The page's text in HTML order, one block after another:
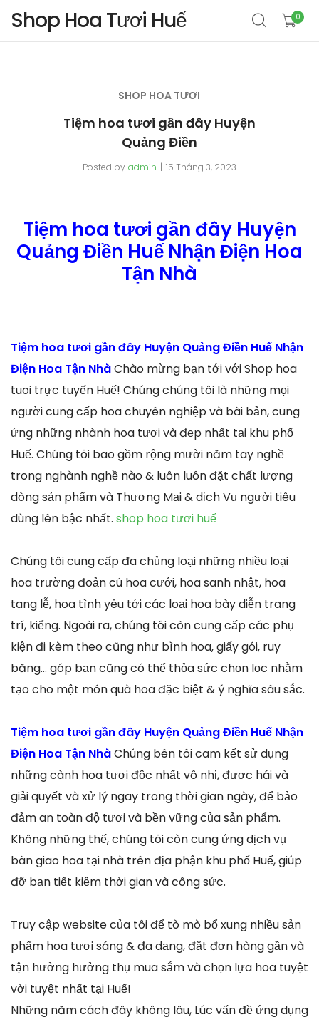
Shop Hoa Tươi Huế 0
SHOP HOA TƯƠI
Tiệm hoa tươi gần đây Huyện
Quảng Điền
Posted by admin 15 Tháng 3, 2023
Tiệm hoa tươi gần đây Huyện
Quảng Điền Huế Nhận Điện Hoa
Tận Nhà
Tiệm hoa tươi gần đây Huyện Quảng Điền Huế Nhận
Điện Hoa Tận NhàChào mừng bạn tới với Shop hoa
tuoi trực tuyến Huế! Chúng chúng tôi là những mọi
người cung cấp hoa chuyên nghiệp và bài bản, cung
ứng những nhành hoa tươi và đẹp nhất tại khu phố
Huế. Chúng tôi bao gồm rộng mười năm tay nghề
trong nghành nghề nào & luôn luôn đặt chất lượng
dòng sản phẩm và Thương Mại & dịch Vụ người tiêu
dùng lên bậc nhất. shop hoa tươi huế
Chúng tôi cung cấp đa chủng loại những nhiều loại
hoa trường đoản cú hoa cưới, hoa sanh nhật, hoa
tang lễ, hoa tình yêu tới các loại hoa bày diễn trang
trí, kiểng. Ngoài ra, chúng tôi còn cung cấp các phụ
kiện đi kèm theo cũng như bình hoa, giấy gói, ruy
băng… góp bạn cũng có thể thỏa sức chọn lọc nhằm
tạo cho một món quà hoa đặc biệt & ý nghĩa sâu sắc.
Tiệm hoa tươi gần đây Huyện Quảng Điền Huế Nhận
Điện Hoa Tận NhàChúng bên tôi cam kết sử dụng
những cành hoa tươi độc nhất vô nhị, được hái và
giải quyết và xử lý ngay trong thời gian ngày, để bảo
đảm an toàn độ tươi và bền vững của sản phẩm.
Không những thế, chúng tôi còn cung ứng dịch vụ
bàn giao hoa tại nhà trên địa phận khu phố Huế, giúp
đỡ bạn tiết kiệm thời gian và công sức.
Truy cập website của tôi để tò mò bổ xung nhiều sản
phẩm hoa tươi sáng & đa dạng, đặt đơn hàng gần và
tận hưởng hưởng thụ mua sắm và chọn lựa hoa tuyệt
vời tuyệt nhất tại Huế!
Những năm cách đây không lâu, Lúc vấn đề ứng dụng